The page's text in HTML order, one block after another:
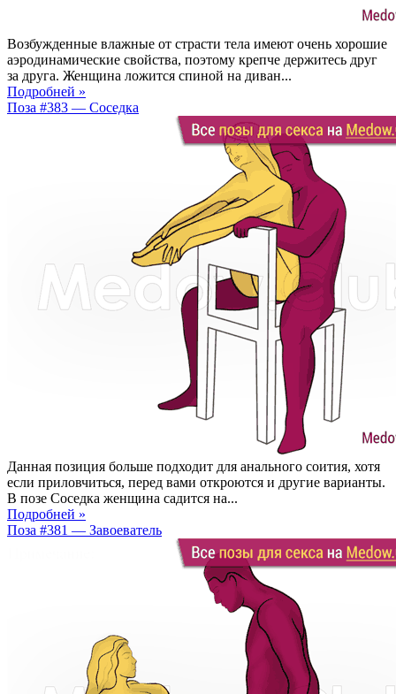
Возбужденные влажные от страсти тела имеют очень хорошие
аэродинамические свойства, поэтому крепче держитесь друг
за друга. Женщина ложится спиной на диван...
Подробней »
Поза #383 — Соседка
Данная позиция больше подходит для анального соития, хотя
если приловчиться, перед вами откроются и другие варианты.
В позе Соседка женщина садится на...
Подробней »
Поза #381 — Завоеватель